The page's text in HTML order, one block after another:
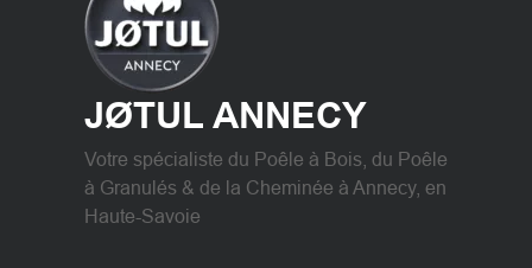
JØTUL ANNECY
Votre spécialiste du Poêle à Bois, du Poêle
à Granulés & de la Cheminée à Annecy, en
Haute-Savoie